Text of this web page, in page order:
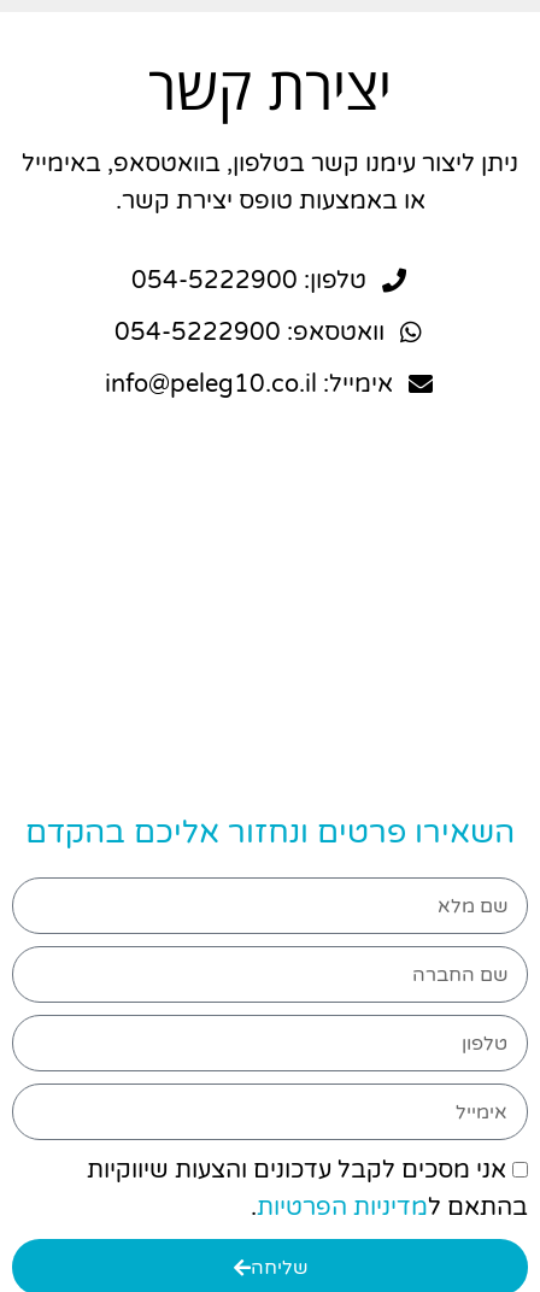
יצירת קשר
ניתן ליצור עימנו קשר בטלפון, בוואטסאפ, באימייל
או באמצעות טופס יצירת קשר.
טלפון: 054-5222900
וואטסאפ: 054-5222900
אימייל: info@peleg10.co.il
השאירו פרטים ונחזור אליכם בהקדם
אני מסכים לקבל עדכונים והצעות שיווקיות
בהתאם למדיניות הפרטיות.
שליחה